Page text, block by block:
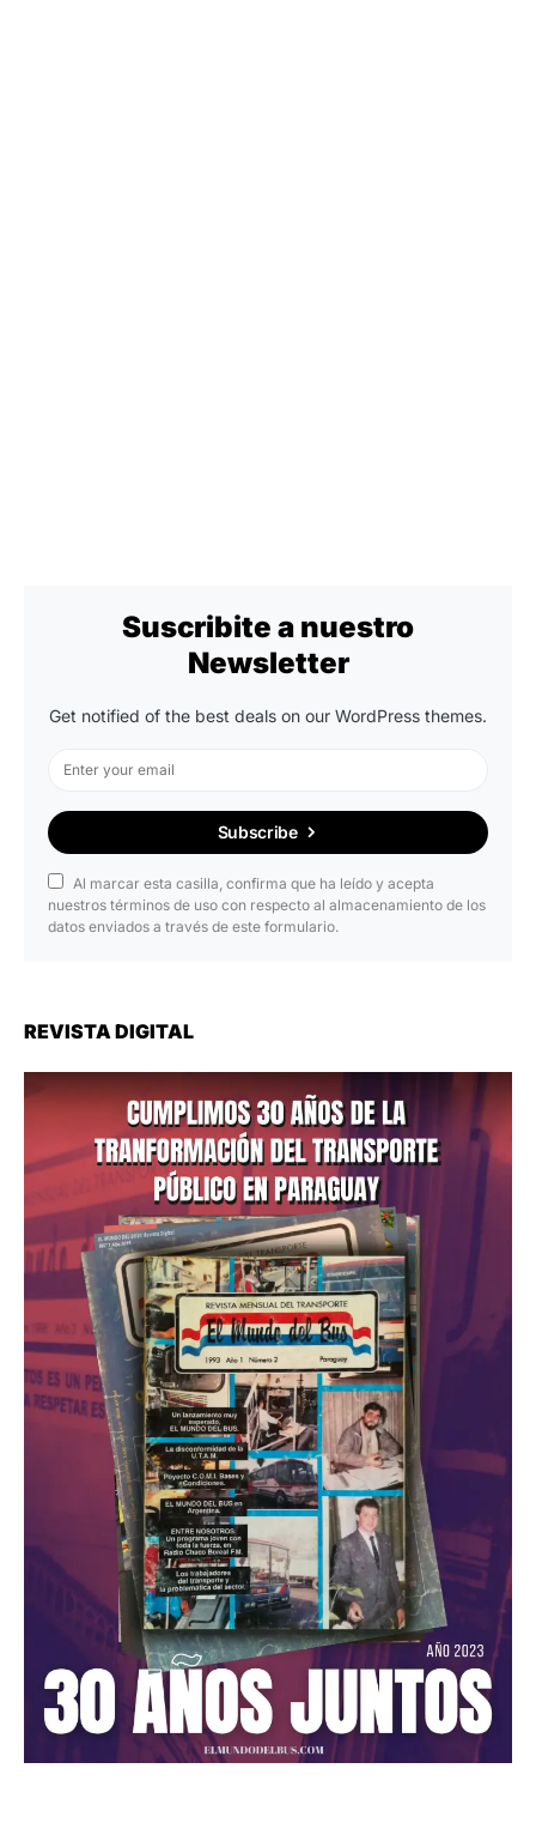
Suscribite a nuestro
Newsletter
Get notified of the best deals on our WordPress themes.
Subscribe
Al marcar esta casilla, confirma que ha leído y acepta
nuestros términos de uso con respecto al almacenamiento de los
datos enviados a través de este formulario.
REVISTA DIGITAL